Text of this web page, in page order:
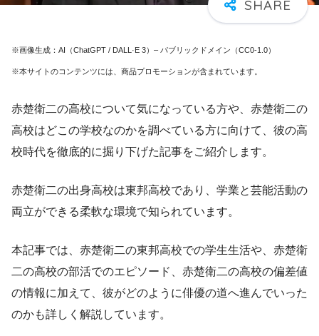
※画像生成：AI（ChatGPT / DALL·E 3）– パブリックドメイン（CC0-1.0）
※本サイトのコンテンツには、商品プロモーションが含まれています。
赤楚衛二の高校について気になっている方や、赤楚衛二の
高校はどこの学校なのかを調べている方に向けて、彼の高
校時代を徹底的に掘り下げた記事をご紹介します。
赤楚衛二の出身高校は東邦高校であり、学業と芸能活動の
両立ができる柔軟な環境で知られています。
本記事では、赤楚衛二の東邦高校での学生生活や、赤楚衛
二の高校の部活でのエピソード、赤楚衛二の高校の偏差値
の情報に加えて、彼がどのように俳優の道へ進んでいった
のかも詳しく解説しています。